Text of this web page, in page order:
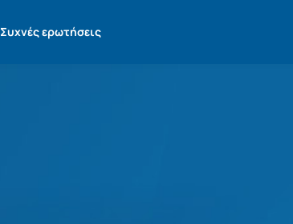
Συχνές ερωτήσεις